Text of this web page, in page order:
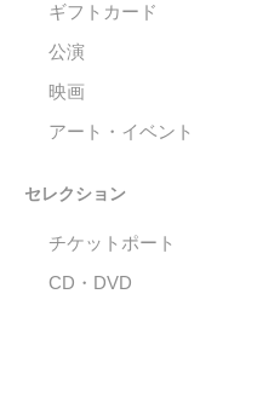
ギフトカード
公演
映画
アート・イベント
セレクション
チケットポート
CD・DVD